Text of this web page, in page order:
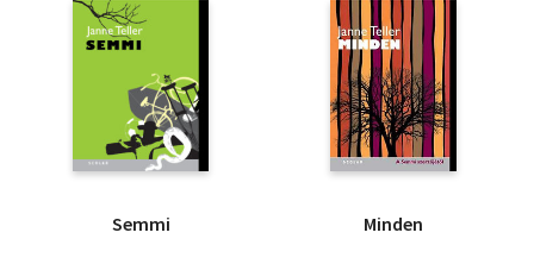
Társadalomtudomány
Természettudomány
Semmi Minden